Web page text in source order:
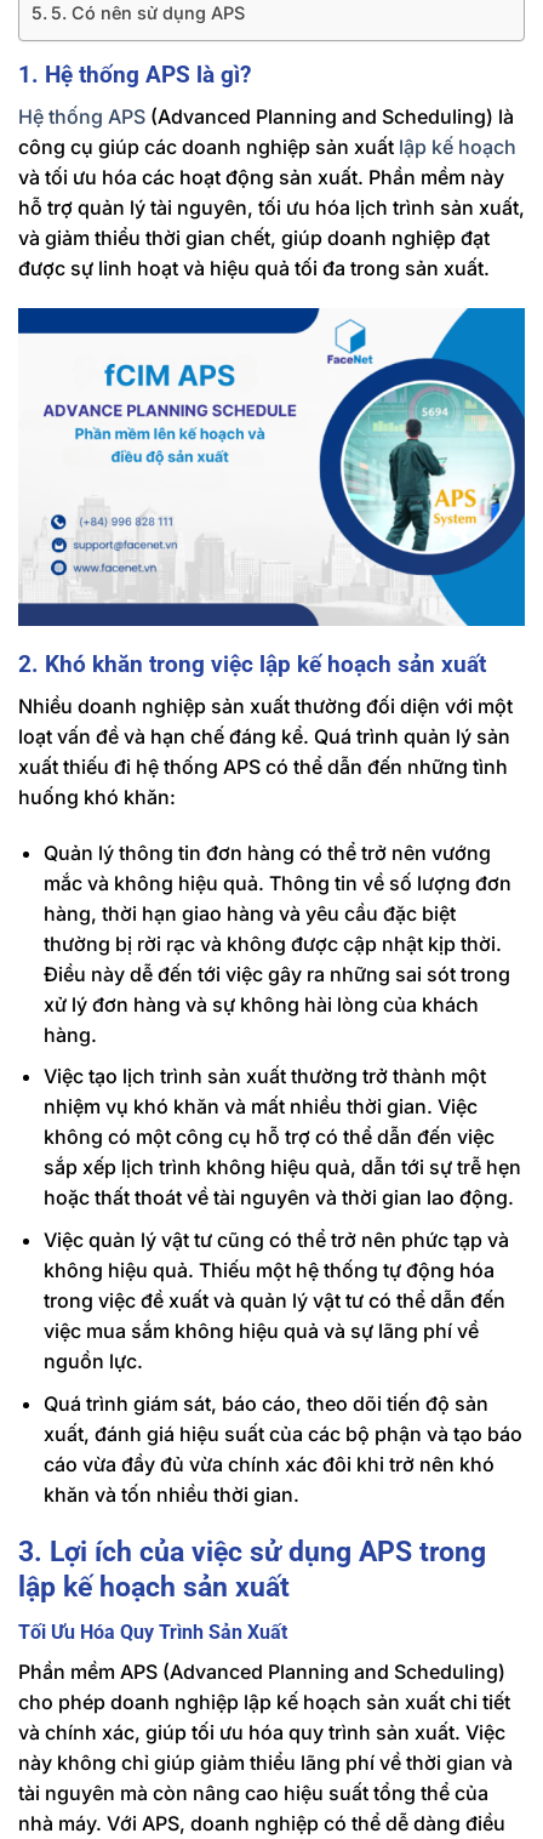
5. Có nên sử dụng APS
1. Hệ thống APS là gì?
Hệ thống APS (Advanced Planning and Scheduling) là
công cụ giúp các doanh nghiệp sản xuất lập kế hoạch
và tối ưu hóa các hoạt động sản xuất. Phần mềm này
hỗ trợ quản lý tài nguyên, tối ưu hóa lịch trình sản xuất,
và giảm thiểu thời gian chết, giúp doanh nghiệp đạt
được sự linh hoạt và hiệu quả tối đa trong sản xuất.
2. Khó khăn trong việc lập kế hoạch sản xuất
Nhiều doanh nghiệp sản xuất thường đối diện với một
loạt vấn đề và hạn chế đáng kể. Quá trình quản lý sản
xuất thiếu đi hệ thống APS có thể dẫn đến những tình
huống khó khăn:
Quản lý thông tin đơn hàng có thể trở nên vướng
mắc và không hiệu quả. Thông tin về số lượng đơn
hàng, thời hạn giao hàng và yêu cầu đặc biệt
thường bị rời rạc và không được cập nhật kịp thời.
Điều này dễ đến tới việc gây ra những sai sót trong
xử lý đơn hàng và sự không hài lòng của khách
hàng.
Việc tạo lịch trình sản xuất thường trở thành một
nhiệm vụ khó khăn và mất nhiều thời gian. Việc
không có một công cụ hỗ trợ có thể dẫn đến việc
sắp xếp lịch trình không hiệu quả, dẫn tới sự trễ hẹn
hoặc thất thoát về tài nguyên và thời gian lao động.
Việc quản lý vật tư cũng có thể trở nên phức tạp và
không hiệu quả. Thiếu một hệ thống tự động hóa
trong việc đề xuất và quản lý vật tư có thể dẫn đến
việc mua sắm không hiệu quả và sự lãng phí về
nguồn lực.
Quá trình giám sát, báo cáo, theo dõi tiến độ sản
xuất, đánh giá hiệu suất của các bộ phận và tạo báo
cáo vừa đầy đủ vừa chính xác đôi khi trở nên khó
khăn và tốn nhiều thời gian.
3. Lợi ích của việc sử dụng APS trong
lập kế hoạch sản xuất
Tối Ưu Hóa Quy Trình Sản Xuất
Phần mềm APS (Advanced Planning and Scheduling)
cho phép doanh nghiệp lập kế hoạch sản xuất chi tiết
và chính xác, giúp tối ưu hóa quy trình sản xuất. Việc
này không chỉ giúp giảm thiểu lãng phí về thời gian và
tài nguyên mà còn nâng cao hiệu suất tổng thể của
nhà máy. Với APS, doanh nghiệp có thể dễ dàng điều